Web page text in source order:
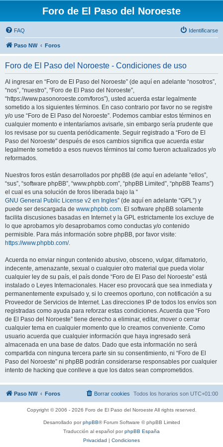
Foro de El Paso del Noroeste
FAQ Identificarse
Paso NW Foros
Foro de El Paso del Noroeste - Condiciones de uso
Al ingresar en “Foro de El Paso del Noroeste” (de aquí en adelante “nosotros”,
“nos”, “nuestro”, “Foro de El Paso del Noroeste”,
“https://www.pasonoroeste.com/foros”), usted acuerda estar legalmente
sometido a los siguientes términos. En caso contrario por favor no se registre
y/o use “Foro de El Paso del Noroeste”. Podemos cambiar estos términos en
cualquier momento e intentaríamos avisarle, sin embargo sería prudente que
los revisase por su cuenta periódicamente. Seguir registrado a “Foro de El
Paso del Noroeste” después de esos cambios significa que acuerda estar
legalmente sometido a esos nuevos términos tal como fueron actualizados y/o
reformados.
Nuestros foros están desarrollados por phpBB (de aquí en adelante “ellos”,
“sus”, “software phpBB”, “www.phpbb.com”, “phpBB Limited”, “phpBB Teams”)
el cual es una solución de foros liberada bajo la “
GNU General Public License v2 en Ingles” (de aquí en adelante “GPL”) y
puede ser descargada de www.phpbb.com. El software phpBB solamente
facilita discusiones basadas en Internet y la GPL estrictamente los excluye de
lo que aprobamos y/o desaprobamos como conductas y/o contenido
permisible. Para más información sobre phpBB, por favor visite:
https://www.phpbb.com/.
Acuerda no enviar ningun contenido abusivo, obsceno, vulgar, difamatorio,
indecente, amenazante, sexual o cualquier otro material que pueda violar
cualquier ley de su país, el país donde “Foro de El Paso del Noroeste” está
instalado o Leyes Internacionales. Hacer eso provocará que sea inmediata y
permanentemente expulsado y, si lo creemos oportuno, con notificación a su
Proveedor de Servicios de Internet. Las direcciones IP de todos los envíos son
registradas como ayuda para reforzar estas condiciones. Acuerda que “Foro
de El Paso del Noroeste” tiene derecho a eliminar, editar, mover o cerrar
cualquier tema en cualquier momento que lo creamos conveniente. Como
usuario acuerda que cualquier información que haya ingresado será
almacenada en una base de datos. Dado que esta información no será
compartida con ninguna tercera parte sin su consentimiento, ni “Foro de El
Paso del Noroeste” ni phpBB podrán considerarse responsables por cualquier
intento de hacking que conlleve a que los datos sean comprometidos.
Paso NW Foros Todos los horarios son UTC+01:00
Borrar cookies
Copyright © 2006 - 2026 Foro de El Paso del Noroeste All rights reserved.
Desarrollado porphpBB® Forum Software © phpBB Limited
Traducción al español porphpBB España
Privacidad | Condiciones